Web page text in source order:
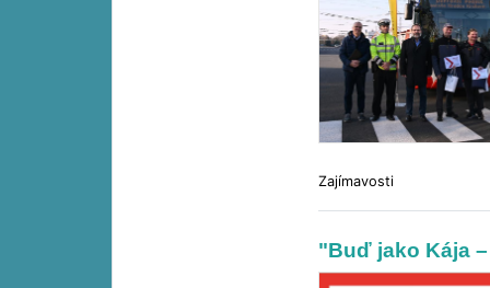
Zajímavosti
"Buď jako Kája